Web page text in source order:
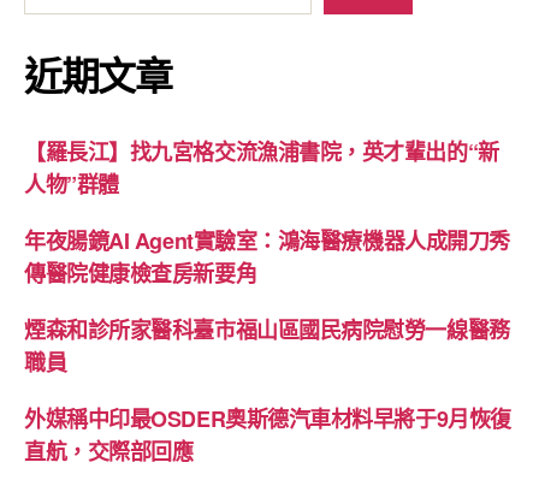
近期文章
【羅長江】找九宮格交流漁浦書院，英才輩出的“新
人物”群體
年夜腸鏡AI Agent實驗室：鴻海醫療機器人成開刀秀
傳醫院健康檢查房新要角
煙森和診所家醫科臺市福山區國民病院慰勞一線醫務
職員
外媒稱中印最OSDER奧斯德汽車材料早將于9月恢復
直航，交際部回應